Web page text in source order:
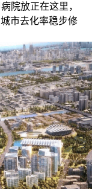
院放正在这里，
市去化率稳步修